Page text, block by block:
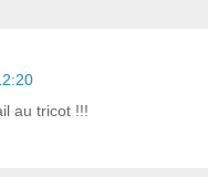
au tricot !!!